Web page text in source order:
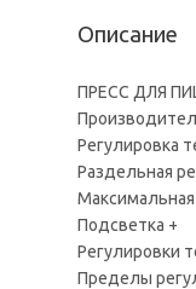
Описание
ПРЕСС ДЛЯ
Регулировка
Раздельная
Подсветка +
Регулировки
Пределы